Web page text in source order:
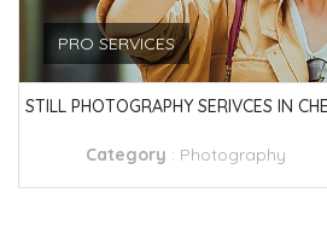
PRO SERVICES
STILL PHOTOGRAPHY SERIVCES IN
Category : Photography